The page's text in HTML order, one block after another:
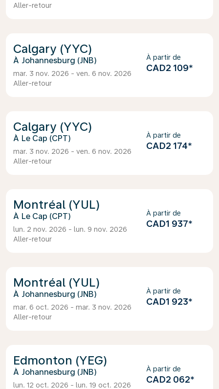
Aller-retour
Calgary (YYC)
Johannesburg (JNB)
mar. 3 nov. 2026 - ven. 6 nov. 2026
Aller-retour
À partir de
CAD2 109*
Calgary (YYC)
Le Cap (CPT)
mar. 3 nov. 2026 - ven. 6 nov. 2026
Aller-retour
À partir de
CAD2 174*
Montréal (YUL)
Le Cap (CPT)
lun. 2 nov. 2026 - lun. 9 nov. 2026
Aller-retour
À partir de
CAD1 937*
Montréal (YUL)
Johannesburg (JNB)
mar. 6 oct. 2026 - mar. 3 nov. 2026
Aller-retour
À partir de
CAD1 923*
Edmonton (YEG)
Johannesburg (JNB)
lun. 12 oct. 2026 - lun. 19 oct. 2026
À partir de
CAD2 062*